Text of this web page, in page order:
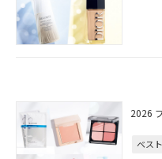
2026
ベス